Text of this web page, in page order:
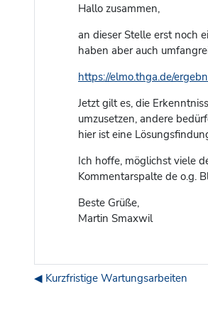
Hallo zusammen,
an dieser Stelle erst noch
haben aber auch
https://elmo.thga.de/
Jetzt gilt es, die
umzusetzen, andere
hier ist eine
Ich hoffe, möglichst viele
Kommentarspalte de o.g.
Beste Grüße,
Martin Smaxwil
◀︎ Kurzfristige Wartungsarbeiten